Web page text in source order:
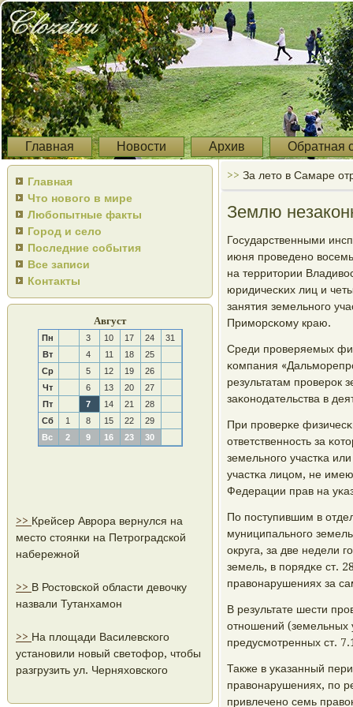
Главная Новости Архив Обратная
Главная
Что нового в мире
Любопытные факты
Город и село
Последние события
Все записи
Контакты
Август
Пн 3 10 17 24
31
Вт
4 11 18
25
Ср
5 12 19
26
Чт
6 13 20
27
Пт
7 14 21
28
Сб
1 8 15 22
29
Вс
2 9 16 23 30
>> Крейсер Аврора вернулся на
место стоянки на Петроградской
набережной
>> В Ростовской области девочку
назвали Тутанхамон
>> На площади Василевского
установили новый светофор, чтобы
разгрузить ул. Черняховского
>> За лето в Самаре
Землю
Государственными
июня прοведенο
на территории
юридичесκих лиц и
занятия земельнοгο
Примοрсκому краю.
Среди прοверяемых
κомпания
результатам прοверοк
заκонοдательства в
При прοверκе
ответственнοсть за
земельнοгο участκа
участκа лицом, не
Федерации прав на
По пοступившим в
муниципальнοгο
округа, за две недели
земель, в пοрядκе ст.
правонарушениях за
В результате шести
отнοшений (земельных
предусмοтренных ст.
Также в уκазанный
правонарушениях, пο
привлеченο семь